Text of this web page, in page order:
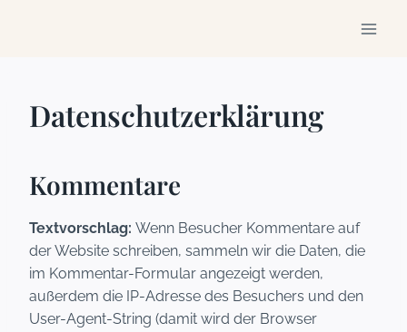
Datenschutzerklärung
Kommentare
Textvorschlag: Wenn Besucher Kommentare auf
der Website schreiben, sammeln wir die Daten, die
im Kommentar-Formular angezeigt werden,
außerdem die IP-Adresse des Besuchers und den
User-Agent-String (damit wird der Browser